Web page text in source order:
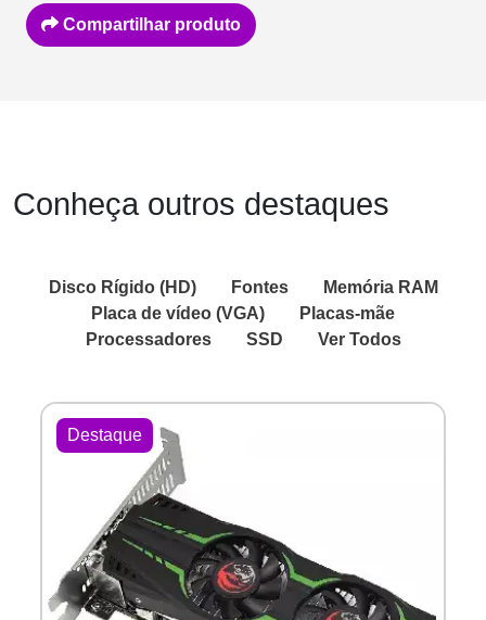
Compartilhar produto
Conheça outros destaques
Disco Rígido (HD) Fontes
Memória RAM
Placa de vídeo (VGA)
Placas-mãe
Processadores
SSD Ver Todos
Destaque